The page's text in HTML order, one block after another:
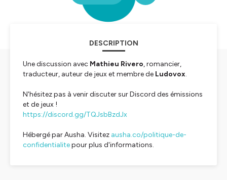
DESCRIPTION
Une discussion avec Mathieu Rivero, romancier,
traducteur, auteur de jeux et membre de Ludovox.
N'hésitez pas à venir discuter sur Discord des émissions
et de jeux !
https://discord.gg/TQJsbBzdJx
Hébergé par Ausha. Visitez ausha.co/politique-de-
confidentialitepour plus d'informations.